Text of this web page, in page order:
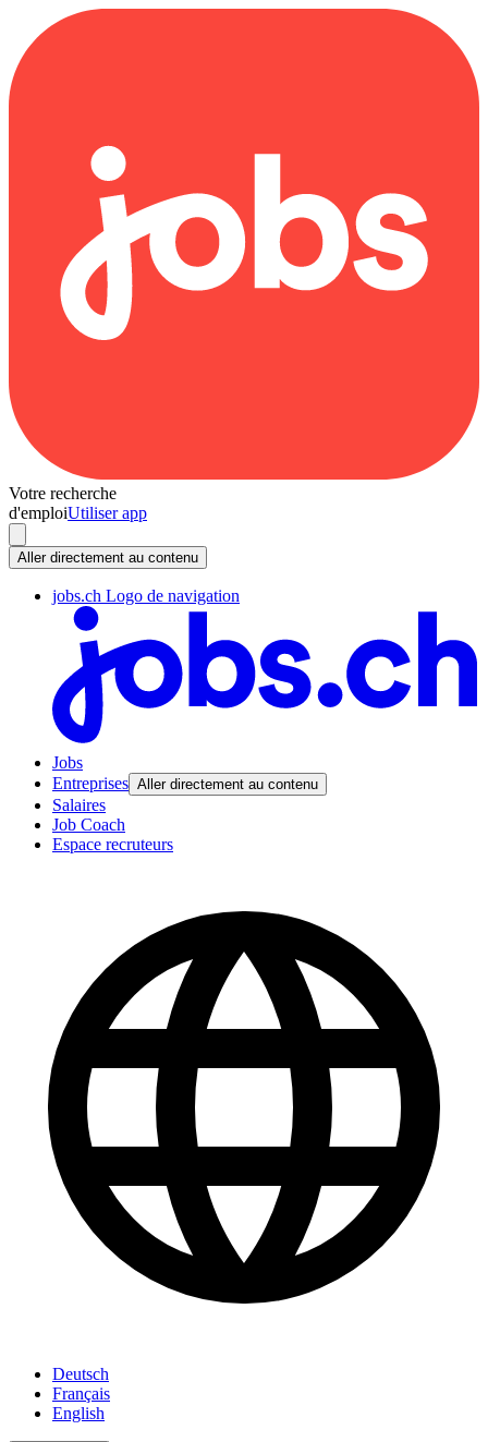
Votre recherche
d'emploiUtiliser app
Aller directement au contenu
jobs.ch Logo de navigation
Jobs
Entreprises Aller directement au contenu
Salaires
Job Coach
Espace recruteurs
Deutsch
Français
English